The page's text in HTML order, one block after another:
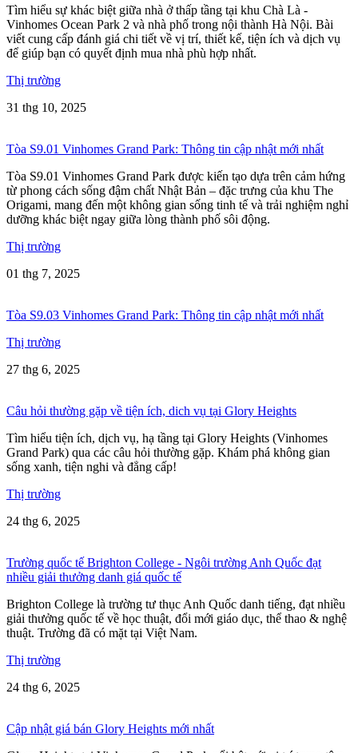
Tìm hiểu sự khác biệt giữa nhà ở thấp tầng tại khu Chà Là -
Vinhomes Ocean Park 2 và nhà phố trong nội thành Hà Nội. Bài
viết cung cấp đánh giá chi tiết về vị trí, thiết kế, tiện ích và dịch vụ
để giúp bạn có quyết định mua nhà phù hợp nhất.
Thị trường
31 thg 10, 2025
Tòa S9.01 Vinhomes Grand Park: Thông tin cập nhật mới nhất
Tòa S9.01 Vinhomes Grand Park được kiến tạo dựa trên cảm hứng
từ phong cách sống đậm chất Nhật Bản – đặc trưng của khu The
Origami, mang đến một không gian sống tinh tế và trải nghiệm nghỉ
dưỡng khác biệt ngay giữa lòng thành phố sôi động.
Thị trường
01 thg 7, 2025
Tòa S9.03 Vinhomes Grand Park: Thông tin cập nhật mới nhất
Thị trường
27 thg 6, 2025
Câu hỏi thường gặp về tiện ích, dich vụ tại Glory Heights
Tìm hiểu tiện ích, dịch vụ, hạ tầng tại Glory Heights (Vinhomes
Grand Park) qua các câu hỏi thường gặp. Khám phá không gian
sống xanh, tiện nghi và đẳng cấp!
Thị trường
24 thg 6, 2025
Trường quốc tế Brighton College - Ngôi trường Anh Quốc đạt
nhiều giải thưởng danh giá quốc tế
Brighton College là trường tư thục Anh Quốc danh tiếng, đạt nhiều
giải thưởng quốc tế về học thuật, đổi mới giáo dục, thể thao & nghệ
thuật. Trường đã có mặt tại Việt Nam.
Thị trường
24 thg 6, 2025
Cập nhật giá bán Glory Heights mới nhất